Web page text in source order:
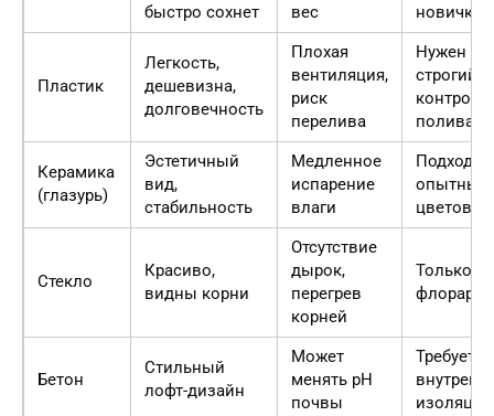
быстро сохнет
вес
новичков
Пластик
Легкость,
дешевизна,
долговечность
Плохая
вентиляция,
риск
перелива
Нужен
строгий
контроль
полива
Керамика
(глазурь)
Эстетичный
вид,
стабильность
Медленное
испарение
влаги
опытных
Стекло
Красиво,
видны корни
Отсутствие
дырок,
перегрев
корней
Только
Бетон
Стильный
лофт-дизайн
Может
менять pH
почвы
Требует
изоляции